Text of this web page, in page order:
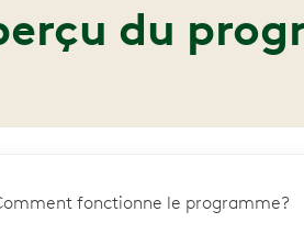
du
fonctionne le programme?